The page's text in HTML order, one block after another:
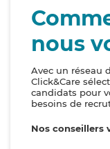
nous
Avec un réseau
Click&Care
candidats pour
besoins de
Nos conseillers